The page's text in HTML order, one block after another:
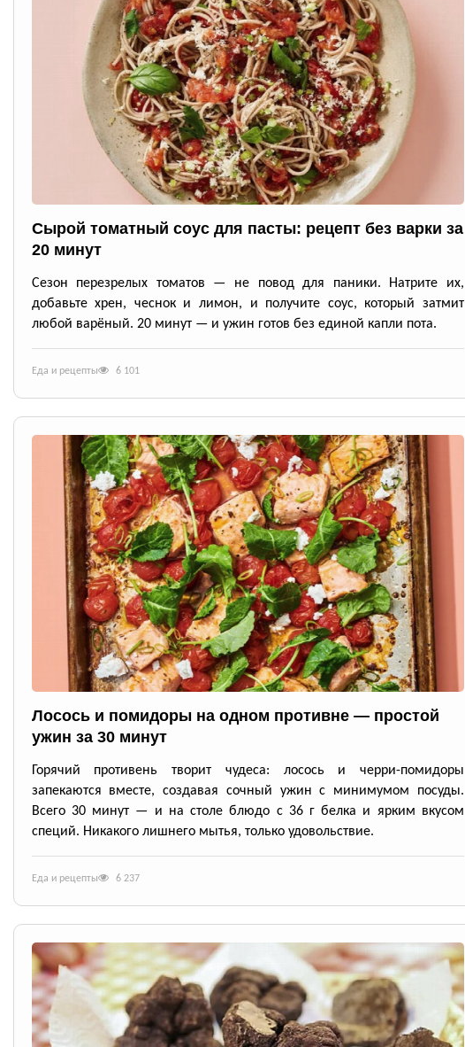
Сырой томатный соус для пасты: рецепт без варки за
20 минут
Сезон перезрелых томатов — не повод для паники. Натрите их,
добавьте хрен, чеснок и лимон, и получите соус, который затмит
любой варёный. 20 минут — и ужин готов без единой капли пота.
Еда и рецепты 6 101
Лосось и помидоры на одном противне — простой
ужин за 30 минут
Горячий противень творит чудеса: лосось и черри-помидоры
запекаются вместе, создавая сочный ужин с минимумом посуды.
Всего 30 минут — и на столе блюдо с 36 г белка и ярким вкусом
специй. Никакого лишнего мытья, только удовольствие.
Еда и рецепты 6 237